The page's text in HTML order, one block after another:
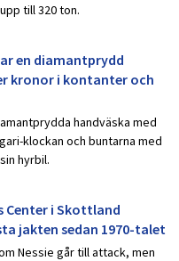
till 320 ton.
en diamantprydd
kronor i kontanter och
handväska med
klockan och buntarna med
hyrbil.
Center i Skottland
jakten sedan 1970-talet
Nessie går till attack, men